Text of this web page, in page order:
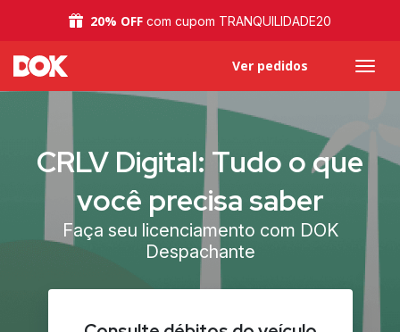
20% OFF com cupom TRANQUILIDADE20
Ver pedidos
CRLV Digital: Tudo o que
você precisa saber
Faça seu licenciamento com DOK
Despachante